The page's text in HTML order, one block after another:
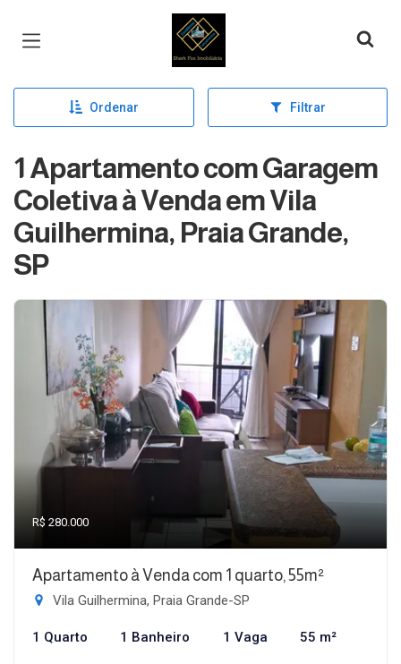
Página inicial
Ordenar Filtrar
1 Apartamento com Garagem
Coletiva à Venda em Vila
Guilhermina, Praia Grande,
SP
R$ 280.000
Apartamento à Venda com 1 quarto, 55m²
Vila Guilhermina, Praia Grande-SP
1 Quarto 1 Banheiro 1 Vaga 55 m²